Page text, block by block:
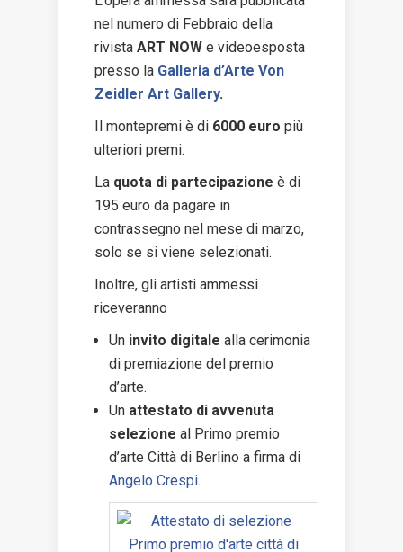
nel numero di Febbraio della
rivista ART NOW e videoesposta
presso la Galleria d’Arte Von
Zeidler Art Gallery.
Il montepremi è di 6000 euro più
ulteriori premi.
La quota di partecipazione è di
195 euro da pagare in
contrassegno nel mese di marzo,
solo se si viene selezionati.
Inoltre, gli artisti ammessi
riceveranno
Un invito digitale alla cerimonia
di premiazione del premio
d’arte.
Un attestato di avvenuta
selezione al Primo premio
d’arte Città di Berlino a firma di
Angelo Crespi.